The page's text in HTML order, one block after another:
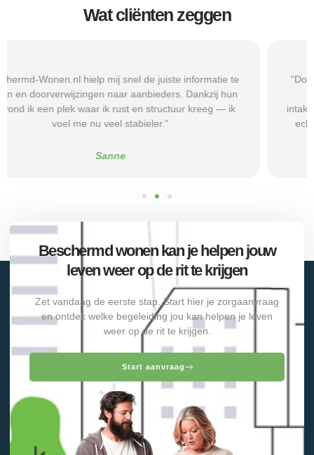
Wat cliënten zeggen
"Door de duidelijke uitleg op Beschermd-Wonen.nl wist ik
precies welke vragen ik moest stellen tijdens
intakegesprekken. Daardoor kwam ik bij een aanbieder die
echt bij mij past. Mijn zelfstandigheid is flink verbeterd."
Beschermd wonen kan je helpen jouw
leven weer op de rit te krijgen
Zet vandaag de eerste stap. Start hier je zorgaanvraag
en ontdek welke begeleiding jou kan helpen je leven
weer op de rit te krijgen.
Start aanvraag